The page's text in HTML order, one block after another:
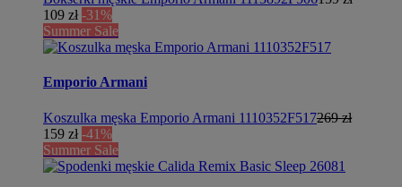
109 zł -31%
Summer Sale
Emporio Armani
Koszulka męska Emporio Armani 1110352F517269 zł
159 zł -41%
Summer Sale